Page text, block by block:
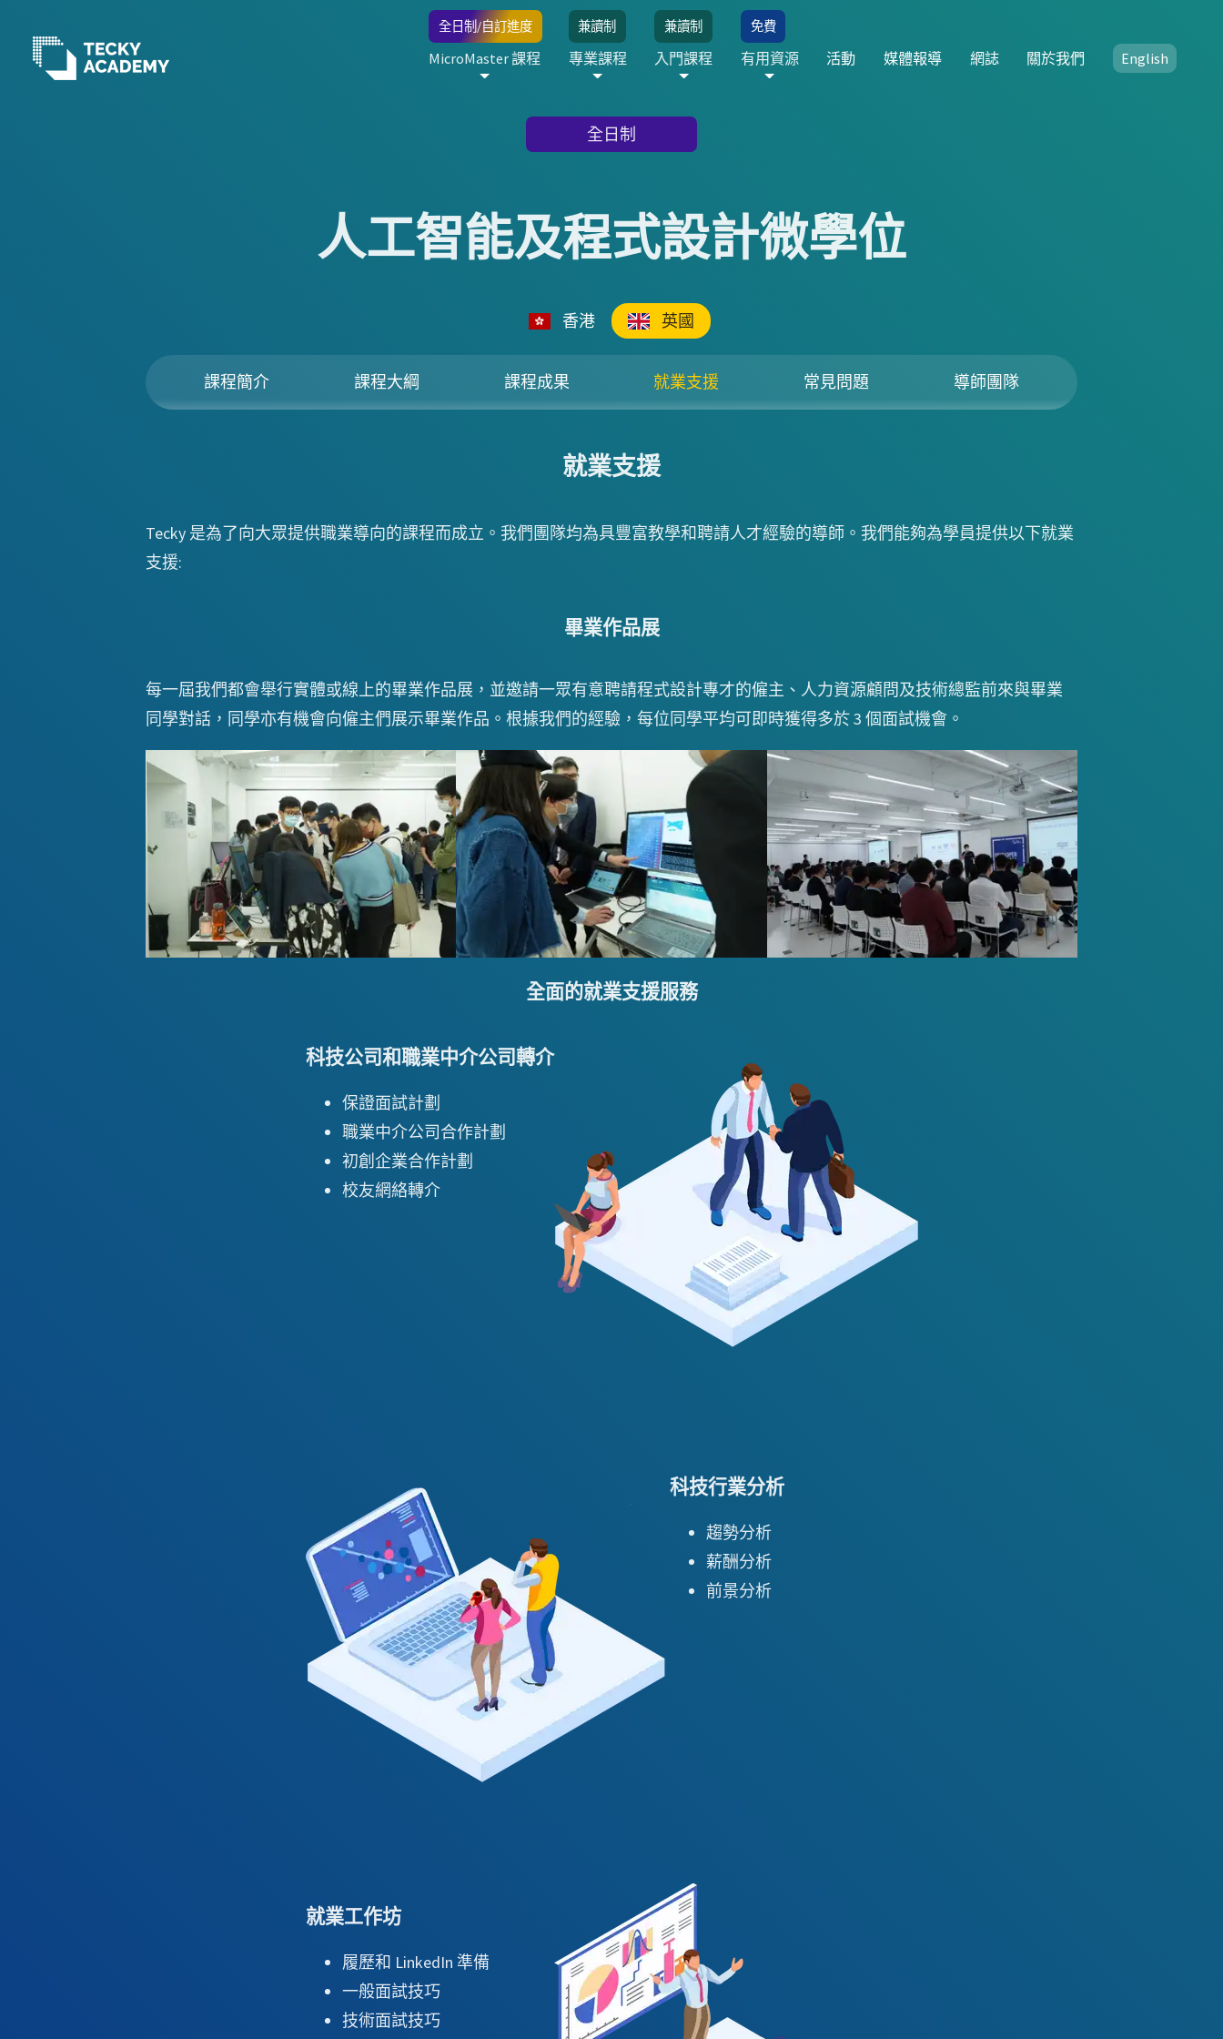
全日制/自訂進度
MicroMaster 課程
兼讀制
專業課程
兼讀制
入門課程
免費
有用資源 活動 媒體報導 網誌 關於我們 English
全日制
人工智能及程式設計微學位
香港 英國
課程簡介 課程大綱 課程成果 就業支援 常見問題 導師團隊
就業支援
Tecky 是為了向大眾提供職業導向的課程而成立。我們團隊均為具豐富教學和聘請人才經驗的導師。我們能夠為學員提供以下就業
支援:
畢業作品展
每一屆我們都會舉行實體或線上的畢業作品展，並邀請一眾有意聘請程式設計專才的僱主、人力資源顧問及技術總監前來與畢業
同學對話，同學亦有機會向僱主們展示畢業作品。根據我們的經驗，每位同學平均可即時獲得多於 3 個面試機會。
全面的就業支援服務
科技公司和職業中介公司轉介
保證面試計劃
職業中介公司合作計劃
初創企業合作計劃
校友網絡轉介
科技行業分析
趨勢分析
薪酬分析
前景分析
就業工作坊
履歷和 LinkedIn 準備
一般面試技巧
技術面試技巧